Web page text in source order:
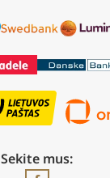
Sekite mus: